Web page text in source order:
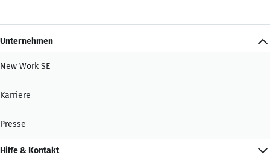
Unternehmen
New Work SE
Karriere
Presse
Hilfe & Kontakt